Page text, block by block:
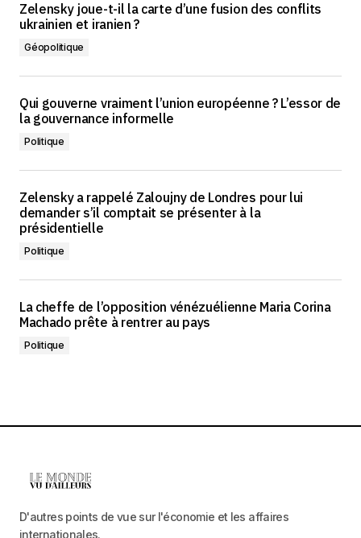
Zelensky joue-t-il la carte d’une fusion des conflits
ukrainien et iranien ?
Géopolitique
Qui gouverne vraiment l’union européenne ? L’essor de
la gouvernance informelle
Politique
Zelensky a rappelé Zaloujny de Londres pour lui
demander s’il comptait se présenter à la
présidentielle
Politique
La cheffe de l’opposition vénézuélienne Maria Corina
Machado prête à rentrer au pays
Politique
D'autres points de vue sur l'économie et les affaires
internationales.